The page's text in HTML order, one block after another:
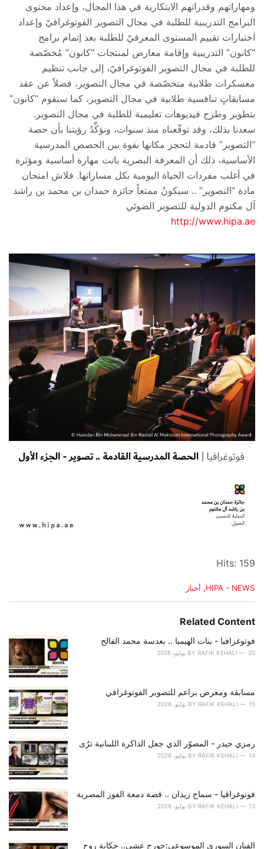
ومهاراتهم وقدراتهم الابتكارية في هذا المجال، وإعداد محتوى
البرامج التدريبية للطلبة في مجال التصوير الفوتوغرافيّ وإعداد
اختبارات تقييم المستوى المعرفيّ للطلبة بعد إتمام برامج
“كانون” التدريبية وإقامة معارض لمنتجات “كانون” مُخصّصة
للطلبة في مجال التصوير الفوتوغرافيّ، إلى جانب تنظيم
معسكرات طلابية متخصّصة في مجال التصوير، فضلاً عن عقد
مسابقاتٍ تنافسية طلابية في مجال التصوير، كما ستقوم “كانون”
بتطوير وطرح فيديوهات تعليمية للطلبة في مجال التصوير.
سعدنا بذلك، وقد توقّعناه منذ سنوات، ونؤكِّدُ رؤيتنا بأن حصة
“التصوير” قادمة لتحجز مكانها بقوة بين الحصص المدرسية
الأساسية، ذلك أن المعرفة البصرية باتت مهارة أساسية ومؤثرة
في أغلب مفردات الحياة اليومية بكل مساراتها. فلاش امتحان
مادة “التصوير” .. سيكونُ ممتعاً جائزة حمدان بن محمد بن راشد
آل مكتوم الدولية للتصوير الضوئي
http://www.hipa.ae
Hits: 159
C
e
o
r
:
HIPA - NEWS
, أخبار
Related Content
فوتوغرافيا - بنات الهيمبا .. بعدسة محمد الفالح
BY RAFIK KEHALI 20 يوليو، 2026
مسابقة ومعرض براعم للتصوير الفوتوغرافي
BY RAFIK KEHALI 15 يوليو، 2026
رمزي حيدر - المصوّر الذي جعل الذاكرة اللبنانية ترُى
BY RAFIK KEHALI 14 يوليو، 2026
فوتوغرافيا - سماح زيدان .. قصة دمعة الفوز المصرية
BY RAFIK KEHALI 13 يوليو، 2026
الفنان السوري الموسوعي:جورج عشي.. حكاية روحٍ